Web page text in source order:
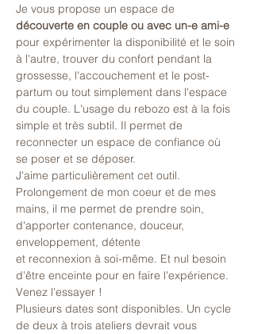
Je vous propose un espace de
découverte en couple ou avec un-e ami-e
pour expérimenter la disponibilité et le soin
à l'autre, trouver du confort pendant la
grossesse, l'accouchement et le post-
partum ou tout simplement dans l'espace
du couple. L'usage du rebozo est à la fois
simple et très subtil. Il permet de
reconnecter un espace de confiance où
se poser et se déposer.
J'aime particulièrement cet outil.
Prolongement de mon coeur et de mes
mains, il me permet de prendre soin,
d'apporter contenance, douceur,
enveloppement, détente
et reconnexion à soi-même. Et nul besoin
d'être enceinte pour en faire l'expérience.
Venez l'essayer !
Plusieurs dates sont disponibles. Un cycle
de deux à trois ateliers devrait vous